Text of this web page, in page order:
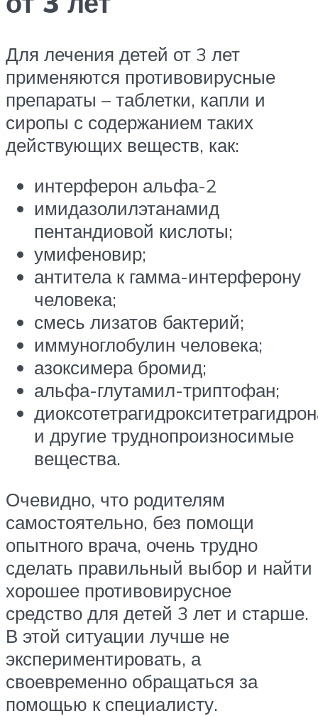
Для лечения детей от 3 лет
применяются противовирусные
препараты – таблетки, капли и
сиропы с содержанием таких
действующих веществ, как:
интерферон альфа-2
имидазолилэтанамид
пентандиовой кислоты;
умифеновир;
антитела к гамма-интерферону
человека;
смесь лизатов бактерий;
иммуноглобулин человека;
азоксимера бромид;
альфа-глутамил-триптофан;
и другие труднопроизносимые
вещества.
Очевидно, что родителям
самостоятельно, без помощи
опытного врача, очень трудно
сделать правильный выбор и найти
хорошее противовирусное
средство для детей 3 лет и старше.
В этой ситуации лучше не
экспериментировать, а
своевременно обращаться за
помощью к специалисту.